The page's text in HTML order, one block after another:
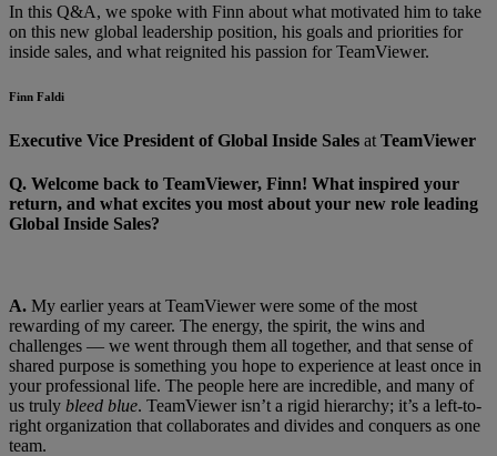
In this Q&A, we spoke with Finn about what motivated him to take
on this new global leadership position, his goals and priorities for
inside sales, and what reignited his passion for TeamViewer.
Finn Faldi
Executive Vice President of Global Inside Sales at TeamViewer
Q. Welcome back to TeamViewer, Finn! What inspired your
return, and what excites you most about your new role leading
Global Inside Sales?
A. My earlier years at TeamViewer were some of the most
rewarding of my career. The energy, the spirit, the wins and
challenges — we went through them all together, and that sense of
shared purpose is something you hope to experience at least once in
your professional life. The people here are incredible, and many of
us truly bleed blue. TeamViewer isn’t a rigid hierarchy; it’s a left-to-
right organization that collaborates and divides and conquers as one
team.